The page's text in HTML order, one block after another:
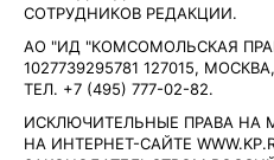
СОТРУДНИКОВ РЕДАКЦИИ.
АО "ИД "КОМСОМОЛЬСКАЯ
1027739295781 127015,
ТЕЛ. +7 (495) 777-02-82.
ИСКЛЮЧИТЕЛЬНЫЕ ПРАВА НА
НА ИНТЕРНЕТ-САЙТЕ